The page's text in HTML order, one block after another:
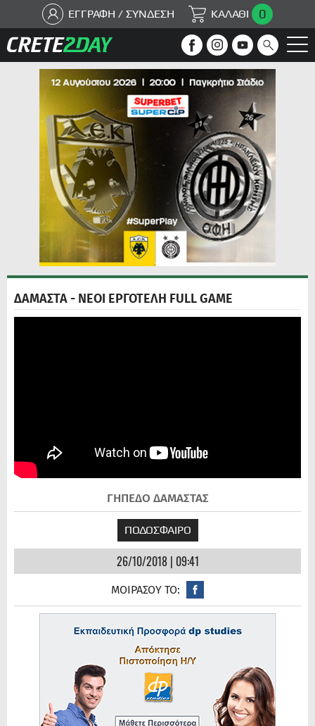
ΕΓΓΡΑΦΗ / ΣΥΝΔΕΣΗ ΚΑΛΑΘΙ 0
ΔΑΜΑΣΤΑ - ΝΕΟΙ ΕΡΓΟΤΕΛΗ FULL GAME
ΓΗΠΕΔΟ ΔΑΜΑΣΤΑΣ
ΠΟΔΟΣΦΑΙΡΟ
26/10/2018 | 09:41
ΜΟΙΡΑΣΟΥ ΤΟ: